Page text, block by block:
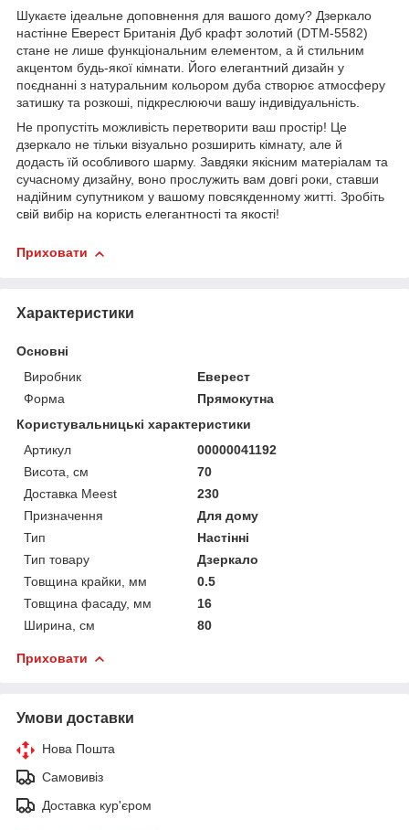
Шукаєте ідеальне доповнення для вашого дому? Дзеркало
настінне Еверест Британія Дуб крафт золотий (DTM-5582)
стане не лише функціональним елементом, а й стильним
акцентом будь-якої кімнати. Його елегантний дизайн у
поєднанні з натуральним кольором дуба створює атмосферу
затишку та розкоші, підкреслюючи вашу індивідуальність.
Не пропустіть можливість перетворити ваш простір! Це
дзеркало не тільки візуально розширить кімнату, але й
додасть їй особливого шарму. Завдяки якісним матеріалам та
сучасному дизайну, воно прослужить вам довгі роки, ставши
надійним супутником у вашому повсякденному житті. Зробіть
свій вибір на користь елегантності та якості!
Приховати
Характеристики
Основні
Виробник
Еверест
Форма
Прямокутна
Користувальницькі характеристики
Артикул
00000041192
Висота, см
70
Доставка Meest
230
Призначення
Для дому
Тип
Настінні
Тип товару
Дзеркало
Товщина крайки, мм
0.5
Товщина фасаду, мм
16
Ширина, см
80
Приховати
Умови доставки
Нова Пошта
Самовивіз
Доставка кур'єром